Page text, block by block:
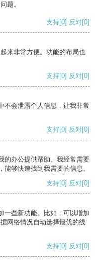
题。
支持[0] 反对[0]
来非常方便。功能的布局也
支持[0] 反对[0]
不会泄露个人信息，让我非常
支持[0] 反对[0]
的办公提供帮助。我经常需要
够快速找到我需要的信息。
支持[0] 反对[0]
一些新功能。比如，可以增加
网络情况自动选择最优的线
支持[0] 反对[0]